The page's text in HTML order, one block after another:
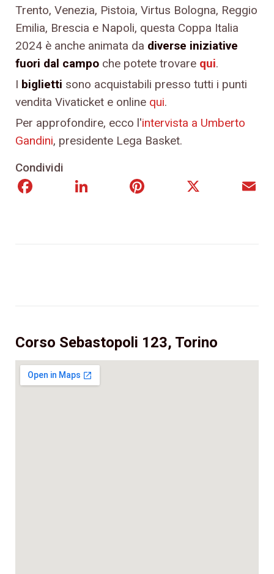
Trento, Venezia, Pistoia, Virtus Bologna, Reggio
Emilia, Brescia e Napoli, questa Coppa Italia
2024 è anche animata da diverse iniziative
fuori dal campo che potete trovare qui.
I biglietti sono acquistabili presso tutti i punti
vendita Vivaticket e online qui.
Per approfondire, ecco l'intervista a Umberto
Gandini, presidente Lega Basket.
Condividi
FacebookLinkedIn Pinterest
Corso Sebastopoli 123, Torino